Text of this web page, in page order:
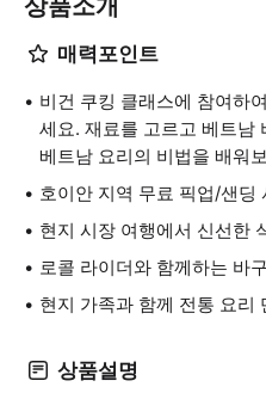
상품소개
매력포인트
비건 쿠킹 클래스에 참여하
세요. 재료를 고르고 베트남
베트남 요리의 비법을 배워
호이안 지역 무료 픽업/샌딩
현지 시장 여행에서 신선한
로콜 라이더와 함께하는 바
현지 가족과 함께 전통 요리
상품설명